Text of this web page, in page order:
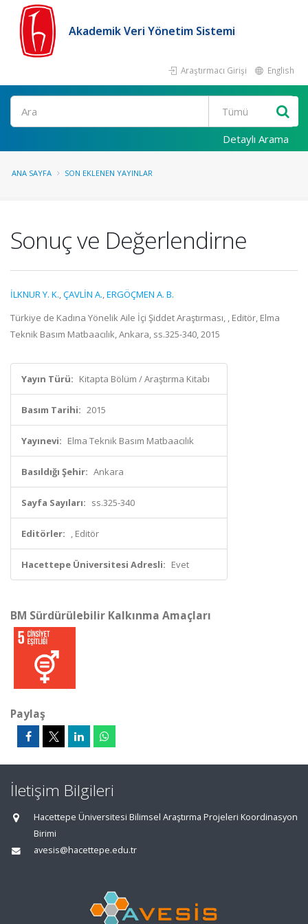
Akademik Veri Yönetim Sistemi
Araştırmacı Girişi English
Ara
Detaylı Arama
ANA SAYFA SON EKLENEN YAYINLAR
Sonuç ve Değerlendirne
İLKNUR Y. K.,ÇAVLİN A.,ERGÖÇMEN A. B.
Türkiye de Kadına Yönelik Aile İçi Şiddet Araştırması, , Editör, Elma
Teknik Basım Matbaacılık, Ankara, ss.325-340, 2015
Yayın Türü: Kitapta Bölüm / Araştırma Kitabı
Basım Tarihi: 2015
Yayınevi: Elma Teknik Basım Matbaacılık
Basıldığı Şehir: Ankara
Sayfa Sayıları: ss.325-340
Editörler: , Editör
Hacettepe Üniversitesi Adresli: Evet
BM Sürdürülebilir Kalkınma Amaçları
Paylaş
İletişim Bilgileri
Hacettepe Üniversitesi Bilimsel Araştırma Projeleri Koordinasyon
Birimi
avesis@hacettepe.edu.tr